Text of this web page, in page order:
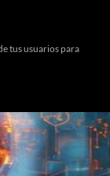
tus usuarios para